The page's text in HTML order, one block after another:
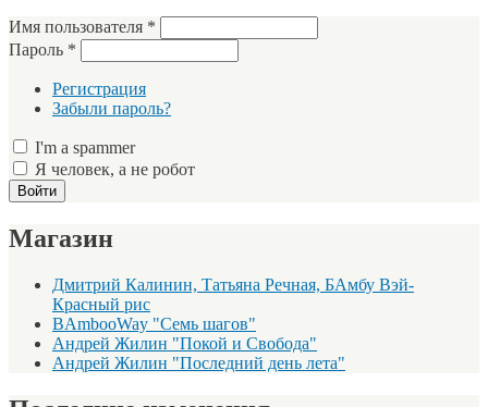
Имя пользователя *
Пароль *
Регистрация
Забыли пароль?
I'm a spammer
Я человек, а не робот
Магазин
Дмитрий Калинин, Татьяна Речная, БАмбу Вэй-
Красный рис
BAmbooWay "Семь шагов"
Андрей Жилин "Покой и Свобода"
Андрей Жилин "Последний день лета"